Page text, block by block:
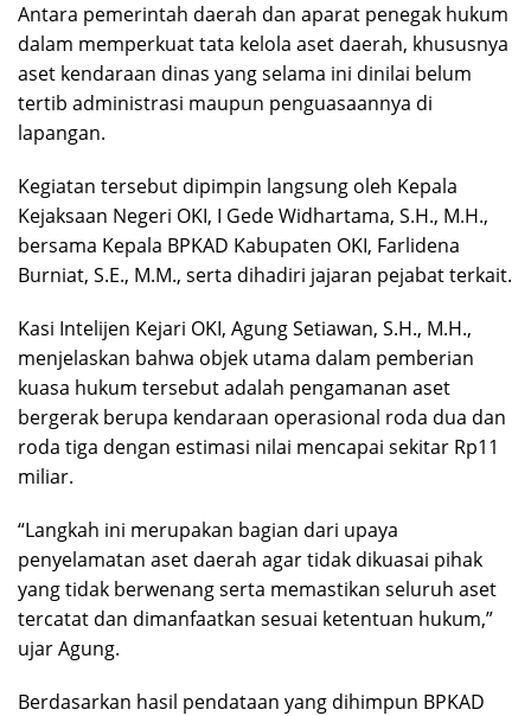
Antara pemerintah daerah dan aparat penegak hukum
dalam memperkuat tata kelola aset daerah, khususnya
aset kendaraan dinas yang selama ini dinilai belum
tertib administrasi maupun penguasaannya di
lapangan.
Kegiatan tersebut dipimpin langsung oleh Kepala
Kejaksaan Negeri OKI, I Gede Widhartama, S.H., M.H.,
bersama Kepala BPKAD Kabupaten OKI, Farlidena
Burniat, S.E., M.M., serta dihadiri jajaran pejabat terkait.
Kasi Intelijen Kejari OKI, Agung Setiawan, S.H., M.H.,
menjelaskan bahwa objek utama dalam pemberian
kuasa hukum tersebut adalah pengamanan aset
bergerak berupa kendaraan operasional roda dua dan
roda tiga dengan estimasi nilai mencapai sekitar Rp11
miliar.
“Langkah ini merupakan bagian dari upaya
penyelamatan aset daerah agar tidak dikuasai pihak
yang tidak berwenang serta memastikan seluruh aset
tercatat dan dimanfaatkan sesuai ketentuan hukum,”
ujar Agung.
Berdasarkan hasil pendataan yang dihimpun BPKAD